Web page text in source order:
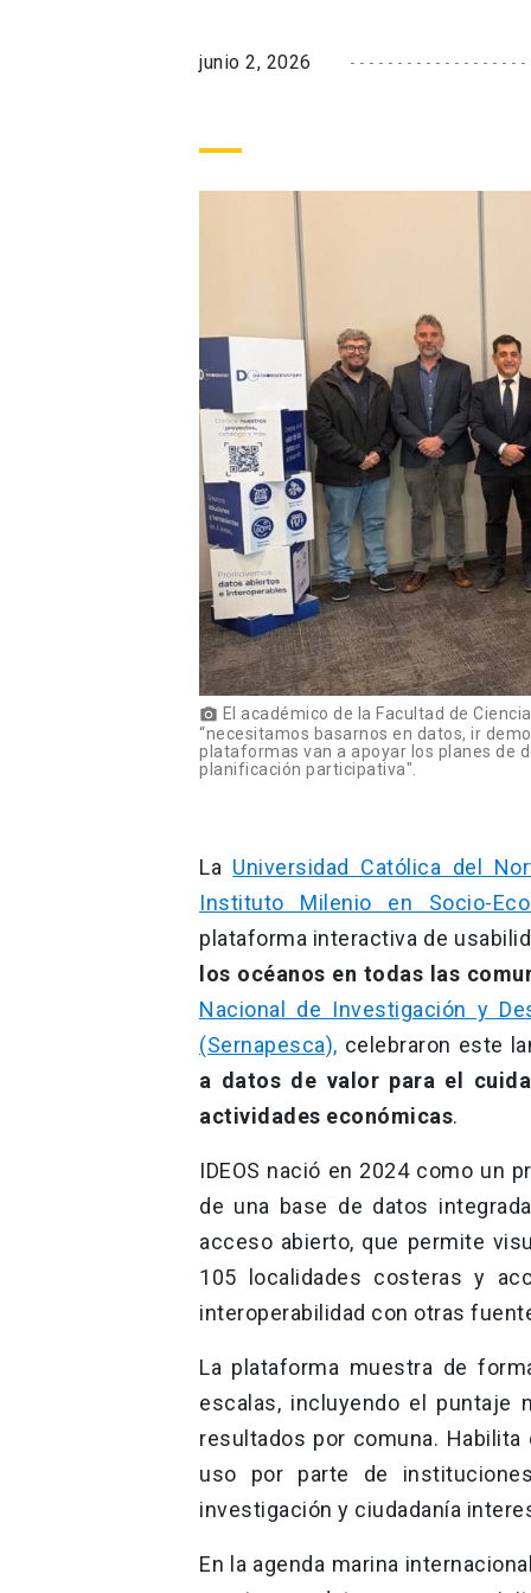
junio 2, 2026
photo_camera El académico de la Facultad de
“necesitamos basarnos en datos, ir
plataformas van a apoyar los planes de
planificación participativa".
La Universidad Católica del
Instituto Milenio en Socio-
plataforma interactiva de
los océanos en todas las
Nacional de Investigación y
(Sernapesca), celebraron este
a datos de valor para el
actividades económicas.
IDEOS nació en 2024 como un
de una base de datos
acceso abierto, que permite
105 localidades costeras y
interoperabilidad con otras
La plataforma muestra de
escalas, incluyendo el puntaje
resultados por comuna.
uso por parte de
investigación y ciudadanía
En la agenda marina